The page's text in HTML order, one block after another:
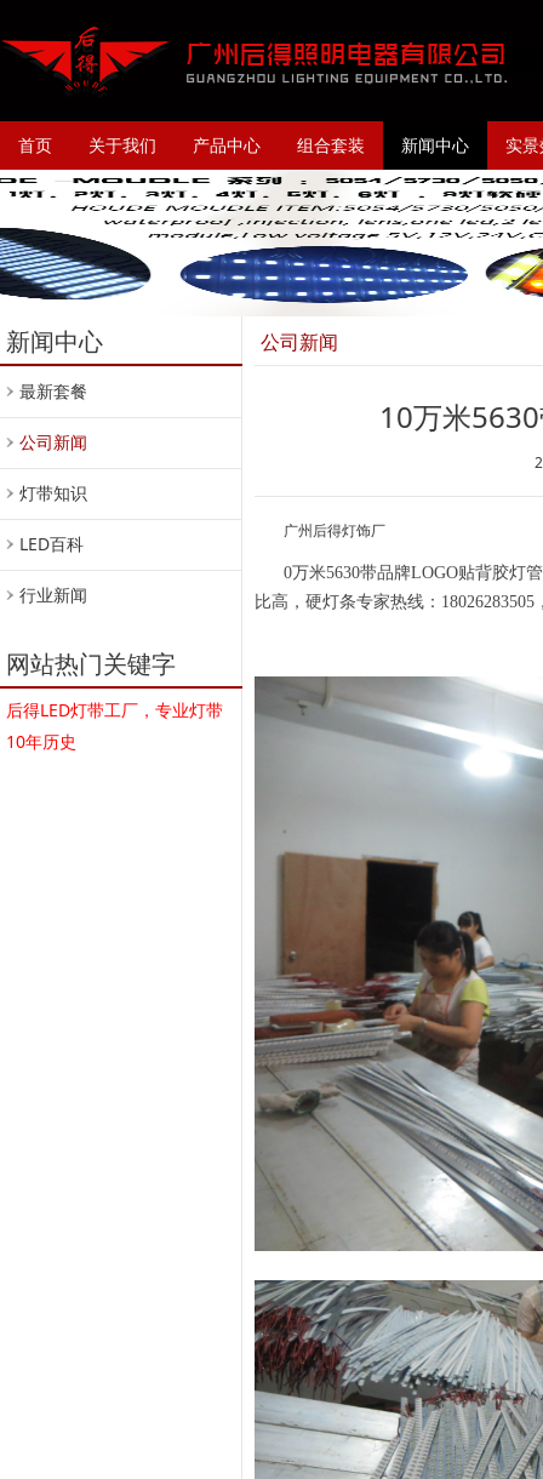
首页 关于我们 产品中心 组合套装 新闻中心 实
新闻中心
最新套餐
公司新闻
灯带知识
LED百科
行业新闻
网站热门关键字
后得LED灯带工厂，专业灯带
10年历史
公司新闻
10万米
广州后得灯饰厂
0万米5630带品牌LOGO贴背胶灯
比高，硬灯条专家热线：